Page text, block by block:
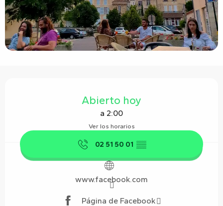
Abierto hoy
a 2:00
Ver los horarios
02 51 50 01 ▒▒
www.facebook.com
Página de Facebook